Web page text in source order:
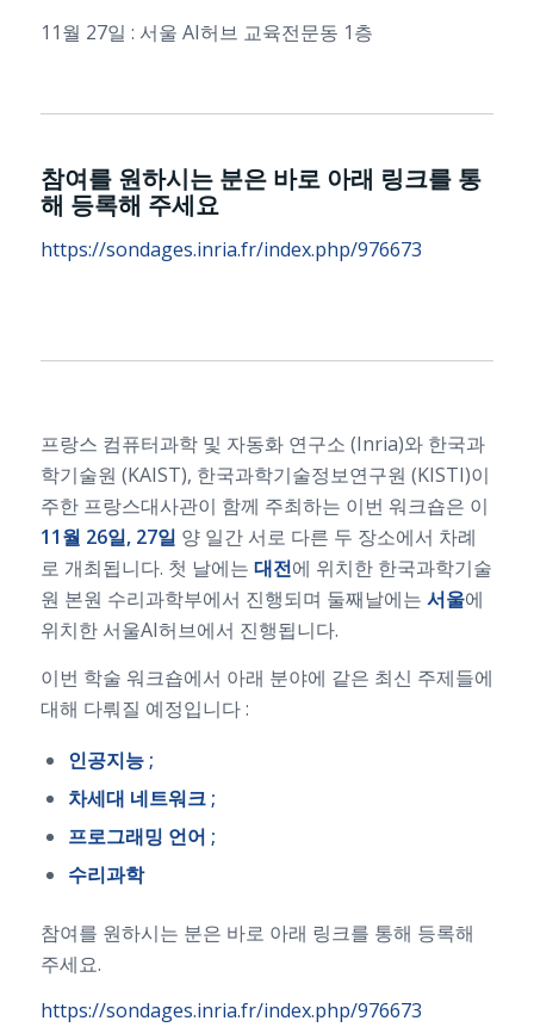
11월 27일 : 서울 AI허브 교육전문동 1층
참여를 원하시는 분은 바로 아래 링크를 통
해 등록해 주세요
https://sondages.inria.fr/index.php/976673
프랑스 컴퓨터과학 및 자동화 연구소 (Inria)와 한국과
학기술원 (KAIST), 한국과학기술정보연구원 (KISTI)이
주한 프랑스대사관이 함께 주최하는 이번 워크숍은 이
11월 26일, 27일 양 일간 서로 다른 두 장소에서 차례
로 개최됩니다. 첫 날에는 대전에 위치한 한국과학기술
원 본원 수리과학부에서 진행되며 둘째날에는 서울에
위치한 서울AI허브에서 진행됩니다.
이번 학술 워크숍에서 아래 분야에 같은 최신 주제들에
대해 다뤄질 예정입니다 :
인공지능;
차세대 네트워크;
프로그래밍 언어 ;
수리과학
참여를 원하시는 분은 바로 아래 링크를 통해 등록해
주세요.
https://sondages.inria.fr/index.php/976673